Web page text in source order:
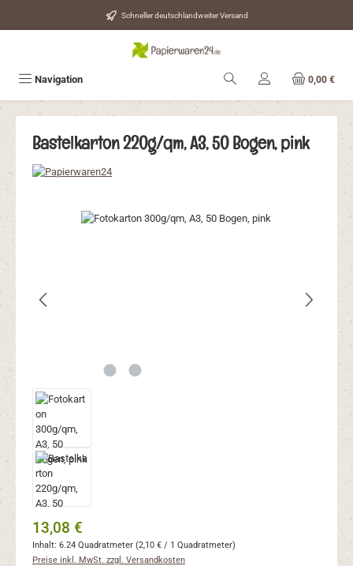
Zum Hauptinhalt springen Schneller deutschlandweiter Versand
Navigation 0,00 €
Bastelkarton 220g/qm, A3, 50 Bogen, pink
Bildergalerie überspringen
Regulärer Preis:
13,08 €
Inhalt: 6.24 Quadratmeter (2,10 € / 1 Quadratmeter)
Preise inkl. MwSt. zzgl. Versandkosten